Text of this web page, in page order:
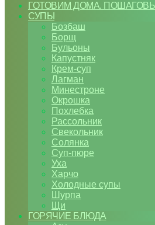
ГОТОВИМ ДОМА.
СУПЫ
Бозбаш
Борщ
Бульоны
Капустняк
Крем-суп
Лагман
Минестроне
Окрошка
Похлебка
Рассольник
Свекольник
Солянка
Суп-пюре
Уха
Харчо
Холодные супы
Шурпа
Щи
ГОРЯЧИЕ БЛЮДА